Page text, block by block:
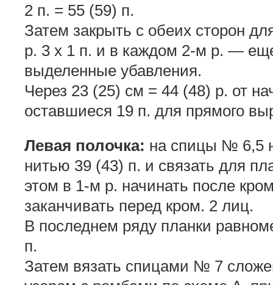
2 п. = 55 (59) п.
Затем закрыть с обеих сторон
р. 3 х 1 п. и в каждом 2-м р. —
выделенные убавления.
Через 23 (25) см = 44 (48) р. от
оставшиеся 19 п. для прямого
Левая полочка: на спицы № 6,5
нитью 39 (43) п. и связать для
этом в 1-м р. начинать после
заканчивать перед кром. 2 лиц.
В последнем ряду планки
п.
Затем вязать спицами № 7